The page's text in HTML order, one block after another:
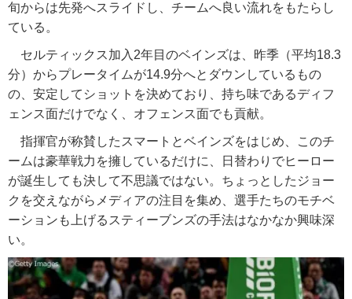
旬からは先発へスライドし、チームへ良い流れをもたらし
ている。
セルティックス加入2年目のベインズは、昨季（平均18.3
分）からプレータイムが14.9分へとダウンしているもの
の、安定してショットを決めており、持ち味であるディフ
ェンス面だけでなく、オフェンス面でも貢献。
指揮官が称賛したスマートとベインズをはじめ、このチ
ームは豪華戦力を擁しているだけに、日替わりでヒーロー
が誕生しても決して不思議ではない。ちょっとしたジョー
クを交えながらメディアの注目を集め、選手たちのモチベ
ーションも上げるスティーブンズの手法はなかなか興味深
い。